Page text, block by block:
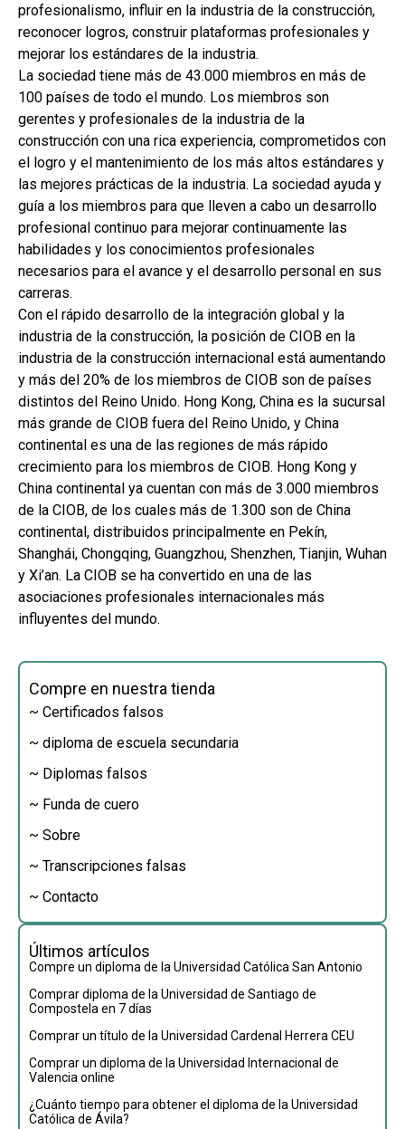
Compre en nuestra tienda
~ Certificados falsos
~ diploma de escuela secundaria
~ Diplomas falsos
~ Funda de cuero
~ Sobre
~ Transcripciones falsas
~ Contacto
Últimos artículos
Compre un diploma de la Universidad Católica San Antonio
Comprar diploma de la Universidad de Santiago de
Compostela en 7 días
Comprar un título de la Universidad Cardenal Herrera CEU
Comprar un diploma de la Universidad Internacional de
Valencia online
¿Cuánto tiempo para obtener el diploma de la Universidad
Católica de Ávila?
profesionalismo, influir en la industria de la construcción,
reconocer logros, construir plataformas profesionales y
mejorar los estándares de la industria.
La sociedad tiene más de 43.000 miembros en más de
100 países de todo el mundo. Los miembros son
gerentes y profesionales de la industria de la
construcción con una rica experiencia, comprometidos con
el logro y el mantenimiento de los más altos estándares y
las mejores prácticas de la industria. La sociedad ayuda y
guía a los miembros para que lleven a cabo un desarrollo
profesional continuo para mejorar continuamente las
habilidades y los conocimientos profesionales
necesarios para el avance y el desarrollo personal en sus
carreras.
Con el rápido desarrollo de la integración global y la
industria de la construcción, la posición de CIOB en la
industria de la construcción internacional está aumentando
y más del 20% de los miembros de CIOB son de países
distintos del Reino Unido. Hong Kong, China es la sucursal
más grande de CIOB fuera del Reino Unido, y China
continental es una de las regiones de más rápido
crecimiento para los miembros de CIOB. Hong Kong y
China continental ya cuentan con más de 3.000 miembros
de la CIOB, de los cuales más de 1.300 son de China
continental, distribuidos principalmente en Pekín,
Shanghái, Chongqing, Guangzhou, Shenzhen, Tianjin, Wuhan
y Xi’an. La CIOB se ha convertido en una de las
asociaciones profesionales internacionales más
influyentes del mundo.